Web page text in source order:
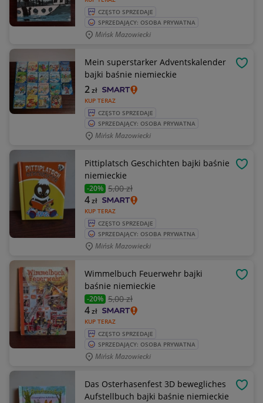
CZĘSTO SPRZEDAJE
SPRZEDAJĄCY: OSOBA PRYWATNA
Mińsk Mazowiecki
Mein superstarker Adventskalender
bajki baśnie niemieckie
KUP TERAZ
2zł
CZĘSTO SPRZEDAJE
SPRZEDAJĄCY: OSOBA PRYWATNA
Mińsk Mazowiecki
Pittiplatsch Geschichten bajki baśnie
niemieckie
-20% 5,00 zł
KUP TERAZ
4zł
CZĘSTO SPRZEDAJE
SPRZEDAJĄCY: OSOBA PRYWATNA
Mińsk Mazowiecki
Wimmelbuch Feuerwehr bajki
baśnie niemieckie
-20% 5,00 zł
KUP TERAZ
4zł
CZĘSTO SPRZEDAJE
SPRZEDAJĄCY: OSOBA PRYWATNA
Mińsk Mazowiecki
Das Osterhasenfest 3D bewegliches
Aufstellbuch bajki baśnie niemieckie